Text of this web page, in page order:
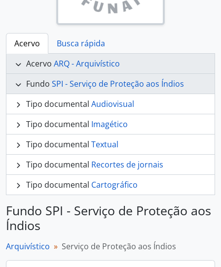
Acervo
Busca rápida
Acervo ARQ - Arquivístico
Fundo SPI - Serviço de Proteção aos Índios
Tipo documental Audiovisual
Tipo documental Imagético
Tipo documental Textual
Tipo documental Recortes de jornais
Tipo documental Cartográfico
Fundo SPI - Serviço de Proteção aos
Índios
Arquivístico Serviço de Proteção aos Índios